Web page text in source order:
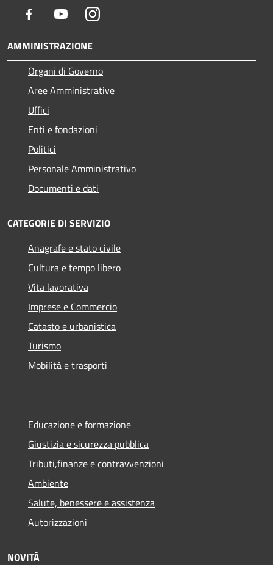
Facebook YoutubeInstagram
AMMINISTRAZIONE
Organi di Governo
Aree Amministrative
Uffici
Enti e fondazioni
Politici
Personale Amministrativo
Documenti e dati
CATEGORIE DI SERVIZIO
Anagrafe e stato civile
Cultura e tempo libero
Vita lavorativa
Imprese e Commercio
Catasto e urbanistica
Turismo
Mobilità e trasporti
Educazione e formazione
Giustizia e sicurezza pubblica
Tributi,finanze e contravvenzioni
Ambiente
Salute, benessere e assistenza
Autorizzazioni
NOVITÀ